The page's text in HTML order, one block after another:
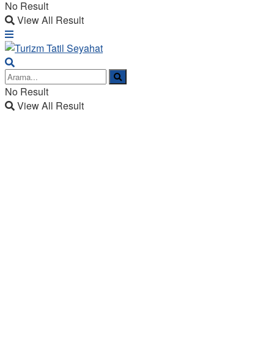
No Result
View All Result
No Result
View All Result